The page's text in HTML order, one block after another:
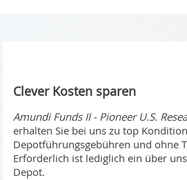
Clever Kosten sparen
Amundi Funds II - Pioneer U.S.
erhalten Sie bei uns zu top
Depotführungsgebühren und ohne
Erforderlich ist lediglich ein über
Depot.